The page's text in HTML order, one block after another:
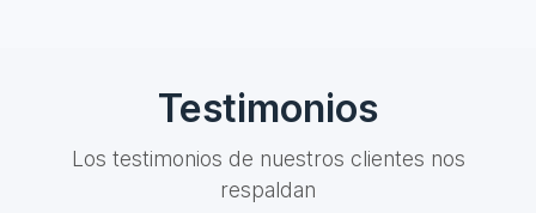
Testimonios
Los testimonios de nuestros clientes nos
respaldan